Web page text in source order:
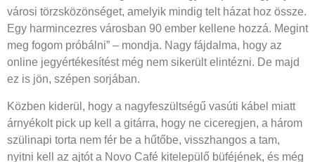
városi törzsközönséget, amelyik mindig telt házat hoz össze.
Egy harmincezres városban 90 ember kellene hozzá. Megint
meg fogom próbálni” – mondja. Nagy fájdalma, hogy az
online jegyértékesítést még nem sikerült elintézni. De majd
ez is jön, szépen sorjában.
Közben kiderül, hogy a nagyfeszültségű vasúti kábel miatt
árnyékolt pick up kell a gitárra, hogy ne ciceregjen, a három
szülinapi torta nem fér be a hűtőbe, visszhangos a tam,
nyitni kell az ajtót a Novo Café kitelepülő büféjének, és még